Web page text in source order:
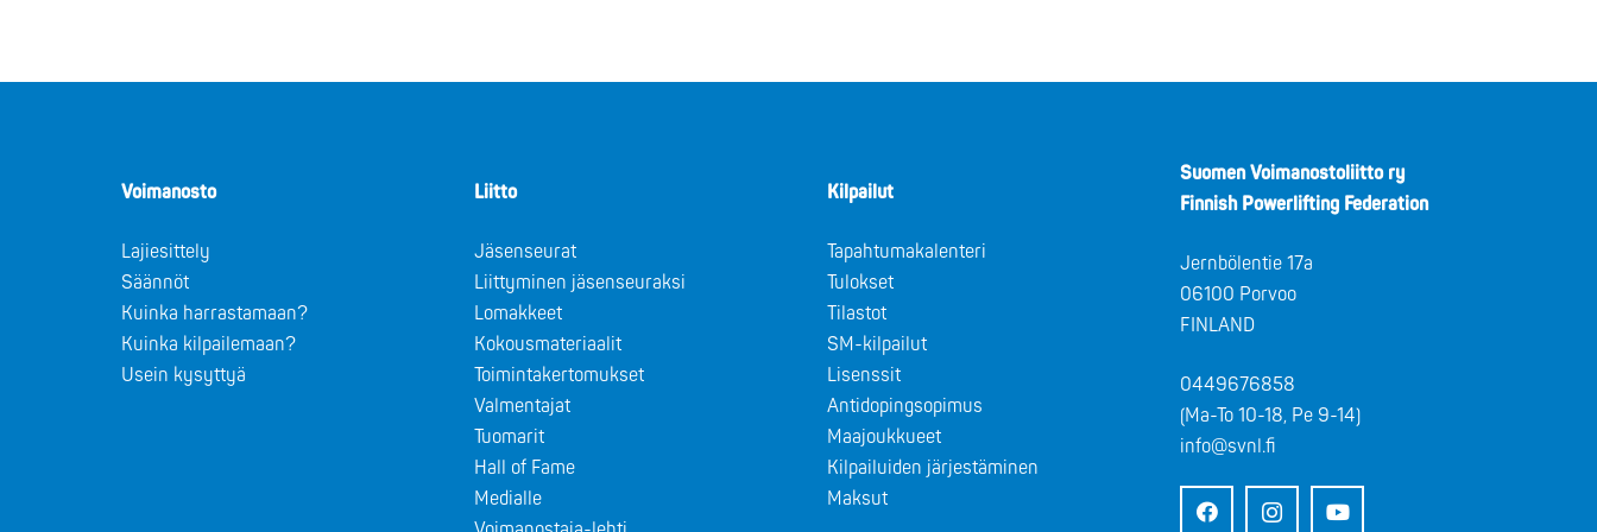
Voimanosto
Lajiesittely
Säännöt
Kuinka harrastamaan?
Kuinka kilpailemaan?
Usein kysyttyä
Liitto
Jäsenseurat
Liittyminen jäsenseuraksi
Lomakkeet
Kokousmateriaalit
Toimintakertomukset
Valmentajat
Tuomarit
Hall of Fame
Medialle
Kilpailut
Tapahtumakalenteri
Tulokset
Tilastot
SM-kilpailut
Lisenssit
Antidopingsopimus
Maajoukkueet
Kilpailuiden järjestäminen
Maksut
Suomen Voimanostoliitto ry
Finnish Powerlifting Federation
Jernbölentie 17a
06100 Porvoo
FINLAND
0449676858
(Ma-To 10-18, Pe 9-14)
info@svnl.fi